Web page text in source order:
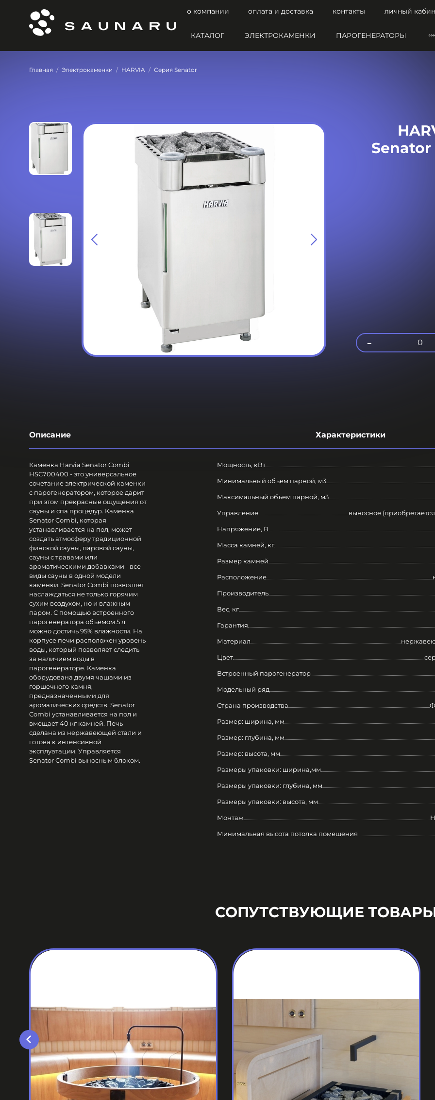
о компании оплата и доставка контакты личный
КАТАЛОГ ЭЛЕКТРОКАМЕНКИ ПАРОГЕНЕРАТОРЫ
Главная Электрокаменки HARVIA Серия Senator
Senator
- 0
Описание Характеристики
Каменка Harvia Senator Combi
HSC700400 - это универсальное
сочетание электрической каменки
с парогенератором, которое дарит
при этом прекрасные ощущения от
сауны и спа процедур. Каменка
Senator Combi, которая
устанавливается на пол, может
создать атмосферу традиционной
финской сауны, паровой сауны,
сауны с травами или
ароматическими добавками - все
виды сауны в одной модели
каменки. Senator Combi позволяет
наслаждаться не только горячим
сухим воздухом, но и влажным
паром. С помощью встроенного
парогенератора объемом 5 л
можно достичь 95% влажности. На
корпусе печи расположен уровень
воды, который позволяет следить
за наличием воды в
парогенераторе. Каменка
оборудована двумя чашами из
горшечного камня,
предназначенными для
ароматических средств. Senator
Combi устанавливается на пол и
вмещает 40 кг камней. Печь
сделана из нержавеющей стали и
готова к интенсивной
эксплуатации. Управляется
Senator Сombi выносным блоком.
Мощность, кВт
Минимальный объем парной, м3
Максимальный объем парной, м3
Управление выносное
Напряжение, В
Масса камней, кг
Размер камней
Расположение
Производитель
Вес, кг
Гарантия
Материал
Цвет
Встроенный парогенератор
Модельный ряд
Страна производства
Размер: ширина, мм
Размер: глубина, мм
Размер: высота, мм
Размеры упаковки: ширина,мм
Размеры упаковки: глубина, мм
Размеры упаковки: высота, мм
Монтаж
Минимальная высота потолка помещения
СОПУТСТВУЮЩИЕ